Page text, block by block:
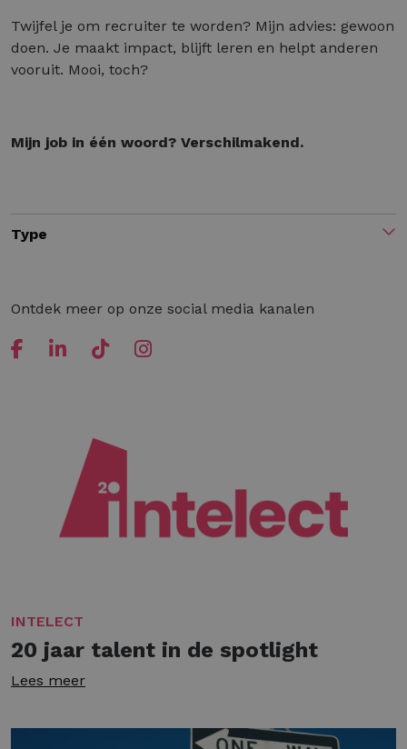
Twijfel je om recruiter te worden? Mijn advies: gewoon
doen. Je maakt impact, blijft leren en helpt anderen
vooruit. Mooi, toch?
Mijn job in één woord? Verschilmakend.
Type
Ontdek meer op onze social media kanalen
INTELECT
20 jaar talent in de spotlight
Lees meer